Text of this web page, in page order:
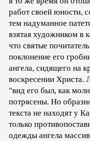
работ своей юности,
тем надуманное
взятая художником в
что святые
поклонение его
ангела, сидящего на
воскресении Христа.
"вид его был, как
потрясены. Но
текста не находят у
только
одежды ангела